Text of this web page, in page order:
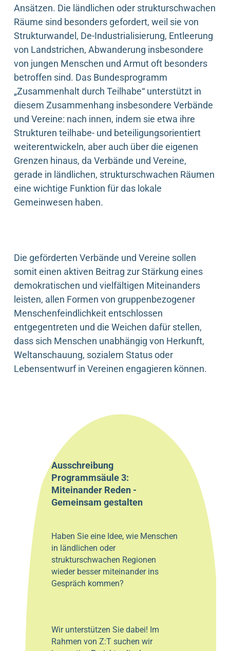
Ansätzen. Die ländlichen oder strukturschwachen
Räume sind besonders gefordert, weil sie von
Strukturwandel, De-Industrialisierung, Entleerung
von Landstrichen, Abwanderung insbesondere
von jungen Menschen und Armut oft besonders
betroffen sind. Das Bundesprogramm
„Zusammenhalt durch Teilhabe“ unterstützt in
diesem Zusammenhang insbesondere Verbände
und Vereine: nach innen, indem sie etwa ihre
Strukturen teilhabe- und beteiligungsorientiert
weiterentwickeln, aber auch über die eigenen
Grenzen hinaus, da Verbände und Vereine,
gerade in ländlichen, strukturschwachen Räumen
eine wichtige Funktion für das lokale
Gemeinwesen haben.
Die geförderten Verbände und Vereine sollen
somit einen aktiven Beitrag zur Stärkung eines
demokratischen und vielfältigen Miteinanders
leisten, allen Formen von gruppenbezogener
Menschenfeindlichkeit entschlossen
entgegentreten und die Weichen dafür stellen,
dass sich Menschen unabhängig von Herkunft,
Weltanschauung, sozialem Status oder
Lebensentwurf in Vereinen engagieren können.
Ausschreibung
Programmsäule 3:
Miteinander Reden -
Gemeinsam gestalten
Haben Sie eine Idee, wie Menschen
in ländlichen oder
strukturschwachen Regionen
wieder besser miteinander ins
Gespräch kommen?
Wir unterstützen Sie dabei! Im
Rahmen von Z:T suchen wir